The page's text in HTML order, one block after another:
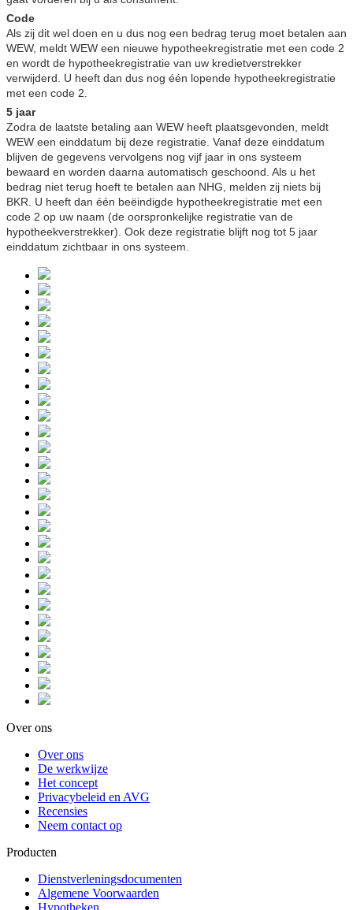
Code
Als zij dit wel doen en u dus nog een bedrag terug moet betalen aan
WEW, meldt WEW een nieuwe hypotheekregistratie met een code 2
en wordt de hypotheekregistratie van uw kredietverstrekker
verwijderd. U heeft dan dus nog één lopende hypotheekregistratie
met een code 2.
5 jaar
Zodra de laatste betaling aan WEW heeft plaatsgevonden, meldt
WEW een einddatum bij deze registratie. Vanaf deze einddatum
blijven de gegevens vervolgens nog vijf jaar in ons systeem
bewaard en worden daarna automatisch geschoond. Als u het
bedrag niet terug hoeft te betalen aan NHG, melden zij niets bij
BKR. U heeft dan één beëindigde hypotheekregistratie met een
code 2 op uw naam (de oorspronkelijke registratie van de
hypotheekverstrekker). Ook deze registratie blijft nog tot 5 jaar
einddatum zichtbaar in ons systeem.
Over ons
Over ons
De werkwijze
Het concept
Privacybeleid en AVG
Recensies
Neem contact op
Producten
Dienstverleningsdocumenten
Algemene Voorwaarden
Hypotheken